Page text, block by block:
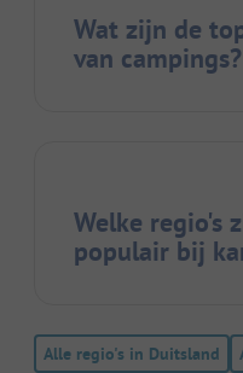
Wat zijn de
van campings?
Welke regio's
populair bij
Alle regio's in Duitsland